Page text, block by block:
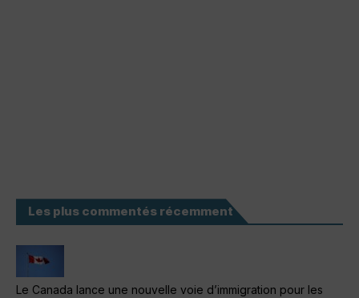
Les plus commentés récemment
Le Canada lance une nouvelle voie d’immigration pour les